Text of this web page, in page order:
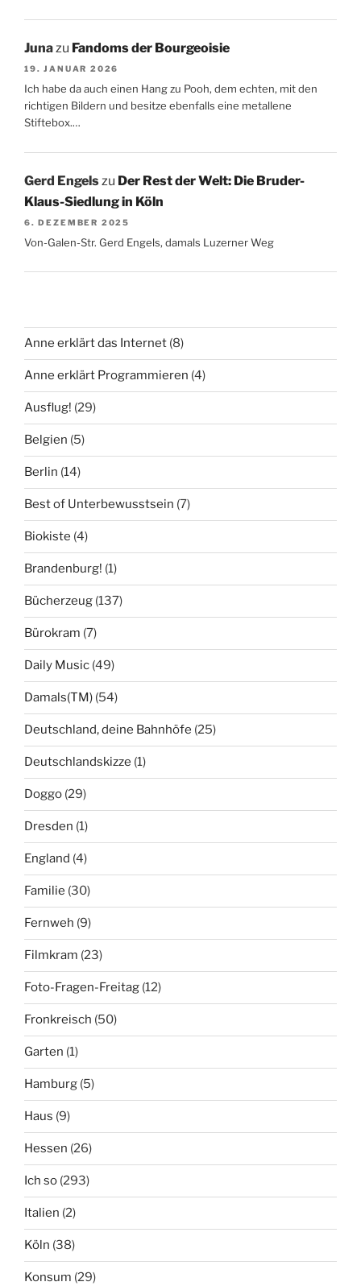
Junazu Fandoms der Bourgeoisie
19. JANUAR 2026
Ich habe da auch einen Hang zu Pooh, dem echten, mit den
richtigen Bildern und besitze ebenfalls eine metallene
Stiftebox.…
Gerd Engelszu Der Rest der Welt: Die Bruder-
Klaus-Siedlung in Köln
6. DEZEMBER 2025
Von-Galen-Str. Gerd Engels, damals Luzerner Weg
Anne erklärt das Internet (8)
Anne erklärt Programmieren (4)
Ausflug! (29)
Belgien (5)
Berlin (14)
Best of Unterbewusstsein (7)
Biokiste (4)
Brandenburg! (1)
Bücherzeug (137)
Bürokram (7)
Daily Music (49)
Damals(TM) (54)
Deutschland, deine Bahnhöfe (25)
Deutschlandskizze (1)
Doggo (29)
Dresden (1)
England (4)
Familie (30)
Fernweh (9)
Filmkram (23)
Foto-Fragen-Freitag (12)
Fronkreisch (50)
Garten (1)
Hamburg (5)
Haus (9)
Hessen (26)
Ich so (293)
Italien (2)
Köln (38)
Konsum (29)